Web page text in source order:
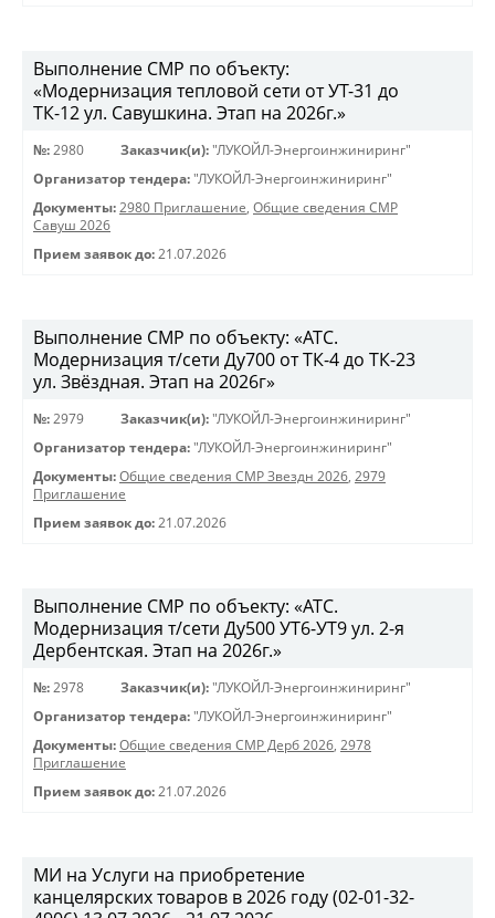
Выполнение СМР по объекту:
«Модернизация тепловой сети от УТ-31 до
ТК-12 ул. Савушкина. Этап на 2026г.»
№: 2980 Заказчик(и): "ЛУКОЙЛ-Энергоинжиниринг"
Организатор тендера: "ЛУКОЙЛ-Энергоинжиниринг"
Документы: 2980 Приглашение, Общие сведения СМР
Савуш 2026
Прием заявок до: 21.07.2026
Выполнение СМР по объекту: «АТС.
Модернизация т/сети Ду700 от ТК-4 до ТК-23
ул. Звёздная. Этап на 2026г»
№: 2979 Заказчик(и): "ЛУКОЙЛ-Энергоинжиниринг"
Организатор тендера: "ЛУКОЙЛ-Энергоинжиниринг"
Документы: Общие сведения СМР Звездн 2026, 2979
Приглашение
Прием заявок до: 21.07.2026
Выполнение СМР по объекту: «АТС.
Модернизация т/сети Ду500 УТ6-УТ9 ул. 2-я
Дербентская. Этап на 2026г.»
№: 2978 Заказчик(и): "ЛУКОЙЛ-Энергоинжиниринг"
Организатор тендера: "ЛУКОЙЛ-Энергоинжиниринг"
Документы: Общие сведения СМР Дерб 2026, 2978
Приглашение
Прием заявок до: 21.07.2026
МИ на Услуги на приобретение
канцелярских товаров в 2026 году (02-01-32-